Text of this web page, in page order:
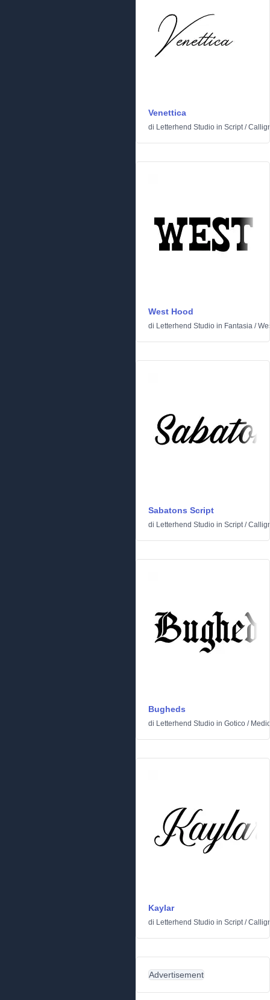
Venettica
di Letterhend Studio in Script/
West Hood
di Letterhend Studio in Fantasia /
Sabatons Script
di Letterhend Studio in Script/
Bugheds
di Letterhend Studio in Gotico /
Kaylar
di Letterhend Studio in Script/
Advertisement